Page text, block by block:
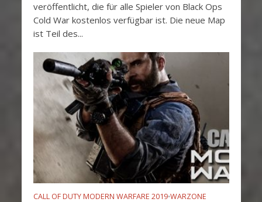
veröffentlicht, die für alle Spieler von Black Ops
Cold War kostenlos verfügbar ist. Die neue Map
ist Teil des...
CALL OF DUTY MODERN WARFARE 2019•WARZONE